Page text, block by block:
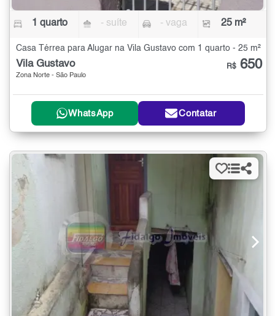
1 quarto - suíte - vaga 25 m²
Casa Térrea para Alugar na Vila Gustavo com 1 quarto - 25 m²
Vila Gustavo
Zona Norte - São Paulo
R$ 650
WhatsApp Contatar